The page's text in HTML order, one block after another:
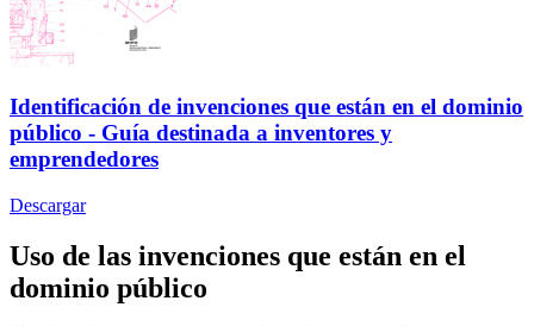
Identificación de invenciones que están en el dominio
público - Guía destinada a inventores y
emprendedores
Descargar
Uso de las invenciones que están en el
dominio público